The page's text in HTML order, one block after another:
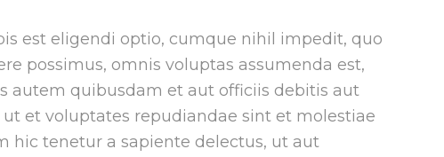
est eligendi optio, cumque nihil impedit, quo
possimus, omnis voluptas assumenda est,
autem quibusdam et aut officiis debitis aut
et voluptates repudiandae sint et molestiae
hic tenetur a sapiente delectus, ut aut